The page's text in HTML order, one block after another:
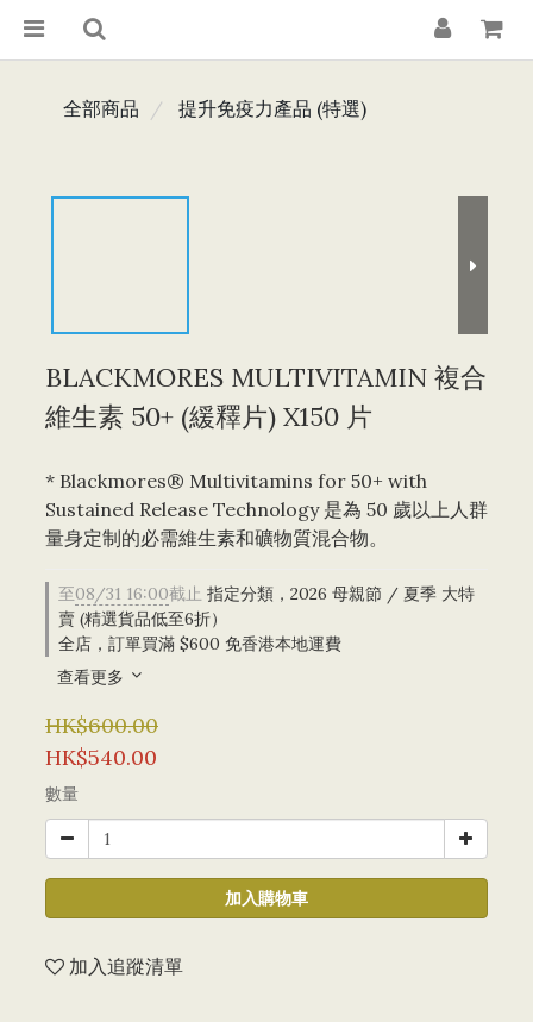
全部商品 提升免疫力產品 (特選)
BLACKMORES MULTIVITAMIN 複合
維生素 50+ (緩釋片) X150 片
* Blackmores® Multivitamins for 50+ with
Sustained Release Technology 是為 50 歲以上人群
量身定制的必需維生素和礦物質混合物。
至08/31 16:00截止 指定分類，2026 母親節 / 夏季 大特
賣 (精選貨品低至6折）
全店，訂單買滿 $600 免香港本地運費
查看更多
HK$600.00
HK$540.00
數量
加入購物車
加入追蹤清單